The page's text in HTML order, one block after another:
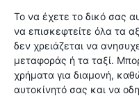
Το να έχετε το δικό σας
να επισκεφτείτε όλα τα
δεν χρειάζεται να
μεταφοράς ή τα ταξί.
χρήματα για διαμονή,
αυτοκίνητό σας και να